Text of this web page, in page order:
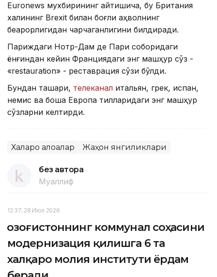
Euronews мухбирининг айтишича, бу Британия
халқининг Brexit билан боғлиқ аҳволнинг
беқарорлигидан чарчаганлигини билдиради.
Париждаги Нотр-Дам де Пари соборидаги
ёнғиндан кейин Франциядаги энг машҳур сўз -
«restauration» - реставрация сўзи бўлди.
Бундан ташқари, телеканал итальян, грек, испан,
немис ва бошқа Европа тилларидаги энг машҳур
сўзларни келтирди.
Халқаро алоқалар Жаҳон янгиликлари
без автора
Муаллиф
12:37, 28 Июл 2026
Қозоғистоннинг коммунал соҳасини
модернизация қилишга 6 та
халқаро молия институти ёрдам